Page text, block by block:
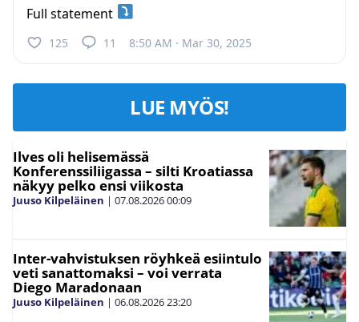
Full statement
125 11 8:50 AM · Mar 30, 2025
LUE MYÖS!
Ilves oli helisemässä
Konferenssiliigassa – silti Kroatiassa
näkyy pelko ensi viikosta
Juuso Kilpeläinen | 07.08.202600:09
Inter-vahvistuksen röyhkeä esiintulo
veti sanattomaksi – voi verrata
Diego Maradonaan
Juuso Kilpeläinen | 06.08.202623:20